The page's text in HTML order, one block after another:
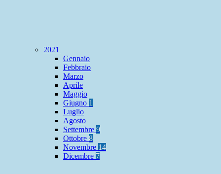
2021
Gennaio
Febbraio
Marzo
Aprile
Maggio
Giugno 1
Luglio
Agosto
Settembre 9
Ottobre 8
Novembre 14
Dicembre 7